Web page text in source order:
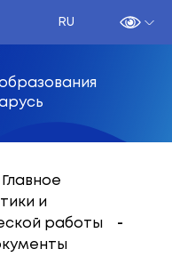
RU
Главное
и
работы